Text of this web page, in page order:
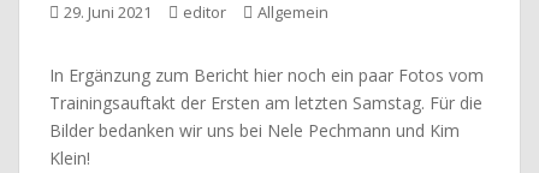
29. Juni 2021 editor Allgemein
In Ergänzung zum Bericht hier noch ein paar Fotos vom
Trainingsauftakt der Ersten am letzten Samstag. Für die
Bilder bedanken wir uns bei Nele Pechmann und Kim
Klein!